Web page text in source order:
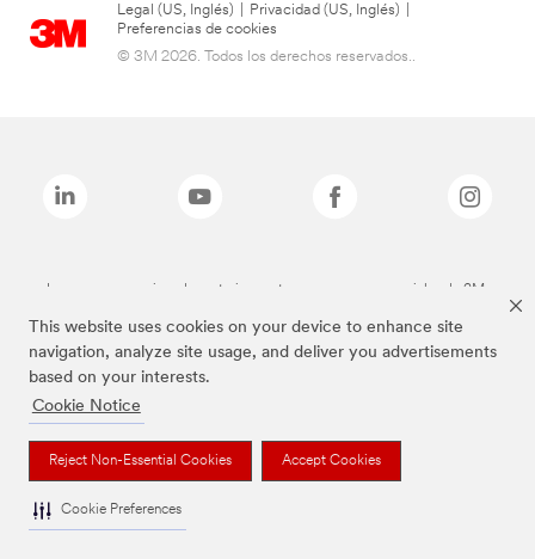
This website uses cookies on your device to enhance site
navigation, analyze site usage, and deliver you advertisements
based on your interests.
Cookie Notice
Reject Non-Essential Cookies Accept Cookies
Cookie Preferences
Legal (US, Inglés) Privacidad (US, Inglés)
Preferencias de cookies
© 3M 2026. Todos los derechos reservados..
Las marcas mencionadas anteriormente son marcas comerciales de 3M.